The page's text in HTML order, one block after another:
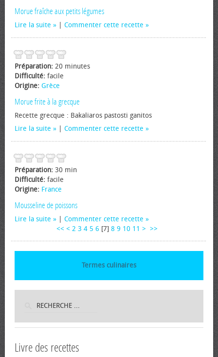
Morue fraîche aux petits légumes
Lire la suite Commenter cette recette
Préparation: 20 minutes
Difficulté: facile
Origine: Grèce
Morue frite à la grecque
Recette grecque : Bakaliaros pastosti ganitos
Lire la suite
Commenter cette recette
Préparation: 30 min
Difficulté: facile
Origine: France
Mousseline de poissons
Lire la suite
Commenter cette recette
<< < 2 3 4 5 6 [7] 8 9 10 11 > >>
Termes culinaires
Livre des recettes